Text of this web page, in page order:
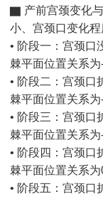
▇ 产前宫颈变化
小、宫颈口变化
• 阶段一：宫颈口
棘平面位置关系为
• 阶段二：宫颈口
棘平面位置关系为-
• 阶段三：宫颈口
棘平面位置关系为-
• 阶段四：宫颈口
棘平面位置关系为
• 阶段五：宫颈口